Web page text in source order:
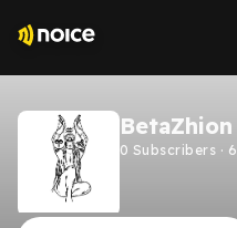
BetaZhion
0 Subscribers · 6